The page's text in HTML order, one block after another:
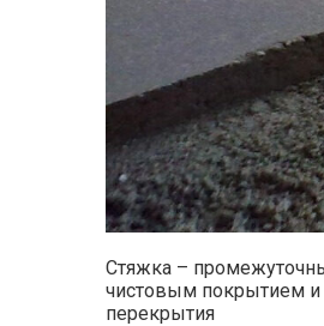
Стяжка –
чистовым покрытием
перекрытия